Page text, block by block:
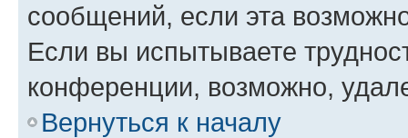
сообщений, если эта
Если вы испытываете
конференции, возможно,
Вернуться к началу